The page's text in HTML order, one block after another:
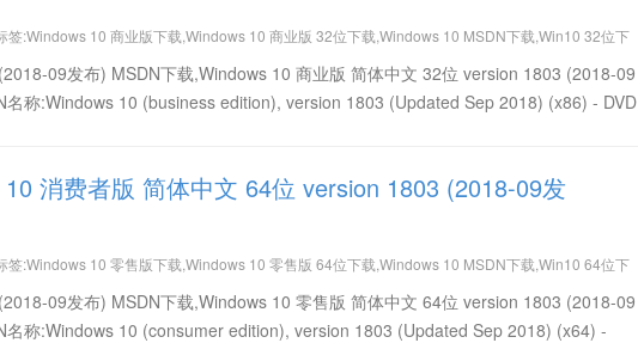
签:Windows 10 商业版下载,Windows 10 商业版 32位下载,Windows 10 MSDN下载,Win10 32位下
载
09发布) MSDN下载,Windows 10 商业版 简体中文 32位 version 1803 (2018-09
名称:Windows 10 (business edition), version 1803 (Updated Sep 2018) (x86) - DVD
消费者版 简体中文 64位 version 1803 (2018-09发
签:Windows 10 零售版下载,Windows 10 零售版 64位下载,Windows 10 MSDN下载,Win10 64位下
载
09发布) MSDN下载,Windows 10 零售版 简体中文 64位 version 1803 (2018-09
名称:Windows 10 (consumer edition), version 1803 (Updated Sep 2018) (x64) -